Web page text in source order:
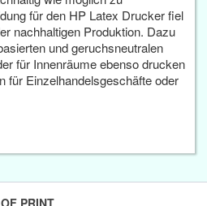
für den HP Latex Drucker fiel
nachhaltigen Produktion. Dazu
und geruchsneutralen
für Innenräume ebenso drucken
für Einzelhandelsgeschäfte oder